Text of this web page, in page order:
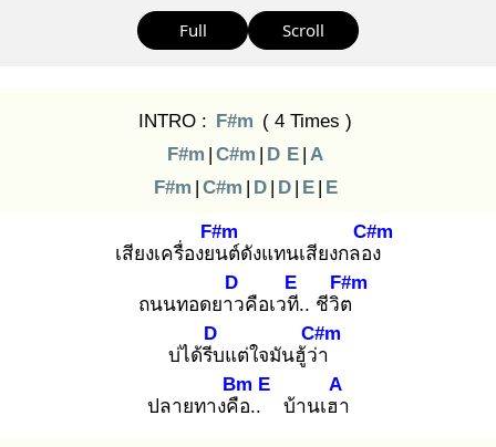
Full Scroll
INTRO : F#m ( 4 Times )
F#m | C#m | D E | A
F#m | C#m | D | D | E | E
เสียงเครื่องยน
F#m
ต์ดังแทนเสียงกลอง
C#m
ถนนทอดยาว
D
คือเวที.
E
. ชีวิต
F#m
บ่ได้รีบ
D
แต่ใจมันฮู้ว่า
C#m
ปลายทางคือ
Bm
..
E
บ้านเฮา
A